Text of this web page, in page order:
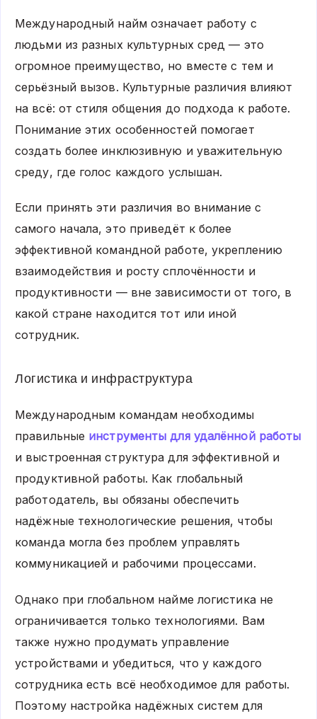
Международный найм означает работу с
людьми из разных культурных сред — это
огромное преимущество, но вместе с тем и
серьёзный вызов. Культурные различия влияют
на всё: от стиля общения до подхода к работе.
Понимание этих особенностей помогает
создать более инклюзивную и уважительную
среду, где голос каждого услышан.
Если принять эти различия во внимание с
самого начала, это приведёт к более
эффективной командной работе, укреплению
взаимодействия и росту сплочённости и
продуктивности — вне зависимости от того, в
какой стране находится тот или иной
сотрудник.
Логистика и инфраструктура
Международным командам необходимы
правильные инструменты для удалённой работы
и выстроенная структура для эффективной и
продуктивной работы. Как глобальный
работодатель, вы обязаны обеспечить
надёжные технологические решения, чтобы
команда могла без проблем управлять
коммуникацией и рабочими процессами.
Однако при глобальном найме логистика не
ограничивается только технологиями. Вам
также нужно продумать управление
устройствами и убедиться, что у каждого
сотрудника есть всё необходимое для работы.
Поэтому настройка надёжных систем для